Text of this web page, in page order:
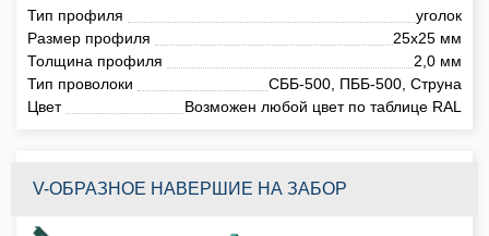
Тип профиля
уголок
Размер профиля
25х25 мм
Толщина профиля
2,0 мм
Тип проволоки
СББ-500, ПББ-500, Струна
Цвет
Возможен любой цвет по таблице RAL
V-ОБРАЗНОЕ НАВЕРШИЕ НА ЗАБОР